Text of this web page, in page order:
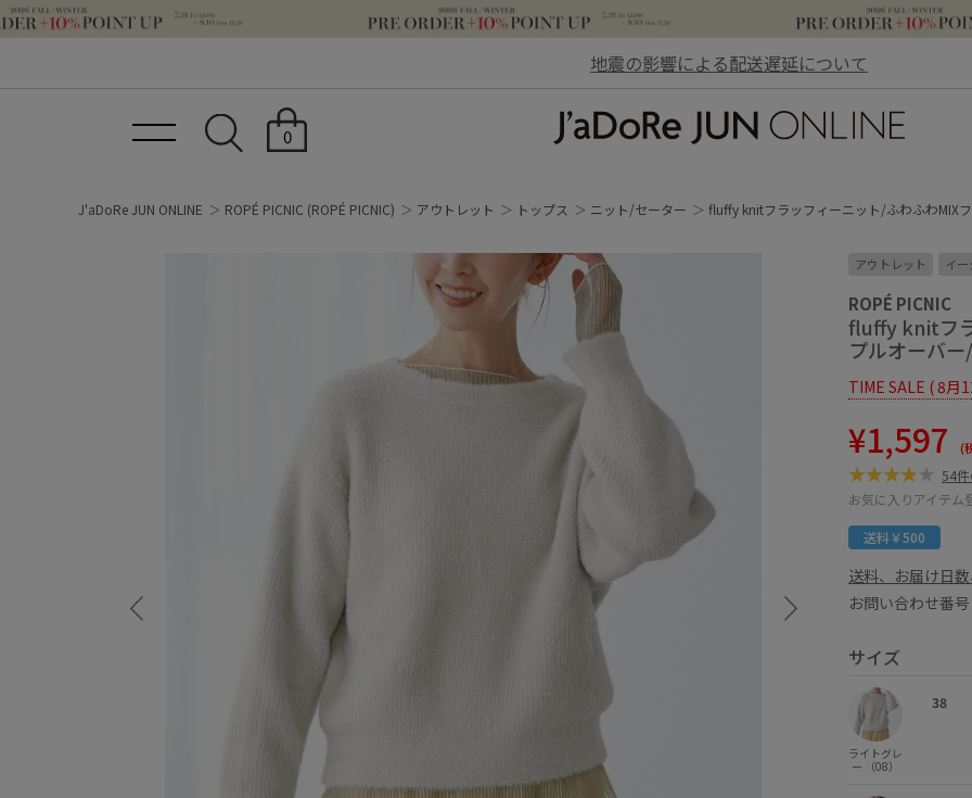
地震の影響による配送遅延について
0
J'aDoRe JUN ONLINE ROPÉ PICNIC (ROPÉ PICNIC) アウトレット トップス ニット/セーター fluffy knitフラッフィーニット/ふわふわMIX
アウトレット イ
ROPÉ PICNIC
fluffy knitフ
プルオーバ
TIME SALE ( 8月
¥1,597 (
54
お気に入りアイテム
送料￥500
送料、お届け日
お問い合わせ番
サイズ
ライトグレ
ー （08）
38